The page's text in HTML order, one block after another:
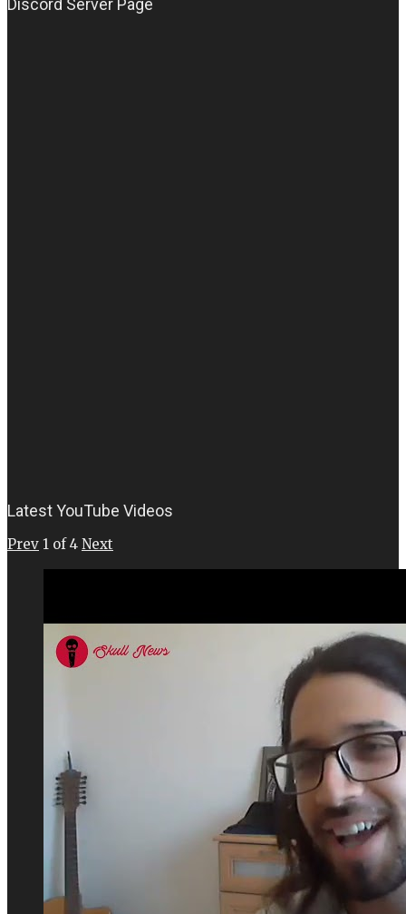
Discord Server Page
Latest YouTube Videos
Prev 1 of 4 Next